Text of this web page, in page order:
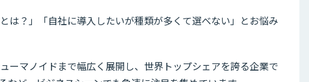
は？」「自社に導入したいが種類が多くて選べない」とお悩み
ーマノイドまで幅広く展開し、世界トップシェアを誇る企業で